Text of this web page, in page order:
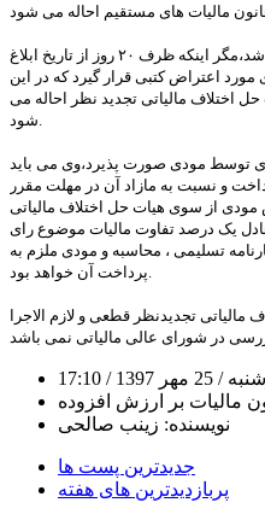
رای هیات بدوی قطعی و لازم الاجرا می باشد،مگر اینکه ظرف ۲۰ روز از تاریخ ابلاغ
مورد اعتراض کتبی قرار گیرد که در این
اختلاف مالیاتی تجدید نظر احاله می
شود.
توسط مودی صورت پذیرد،وی می باید
و نسبت به مازاد آن در مهلت مقرر
از سوی هیات حل اختلاف مالیاتی
یک درصد تفاوت مالیات موضوع رای
تسلیمی ، محاسبه و مودی ملزم به
پرداخت آن خواهد بود.
تجدیدنظر قطعی و لازم الاجرا
/ 25 مهر 1397
/ 17:10
مالیات بر ارزش افزوده
نویسنده: زینب صالحی
جدیدترین پست ها
پربازدیدترین های هفته